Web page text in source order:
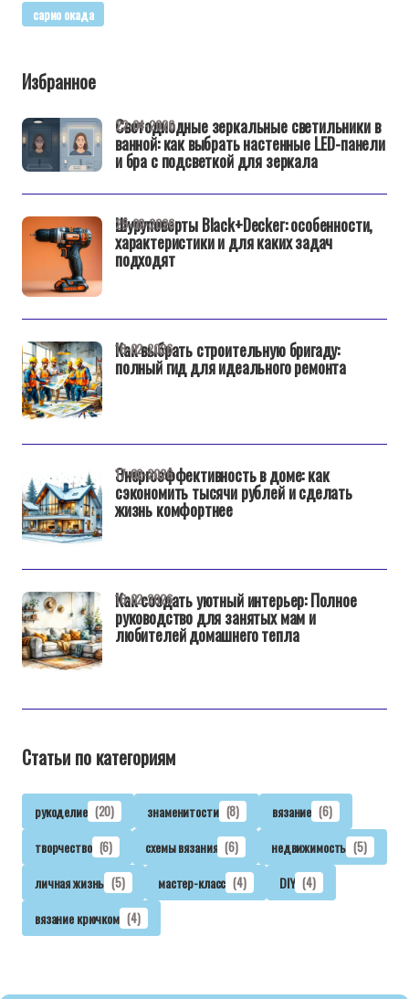
сарио окада
Избранное
Светодиодные зеркальные светильники в
ванной: как выбрать настенные LED-панели
и бра с подсветкой для зеркала
22-04-2026
Шуруповерты Black+Decker: особенности,
характеристики и для каких задач
подходят
25-02-2026
Как выбрать строительную бригаду:
полный гид для идеального ремонта
18-02-2026
Энергоэффективность в доме: как
сэкономить тысячи рублей и сделать
жизнь комфортнее
17-02-2026
Как создать уютный интерьер: Полное
руководство для занятых мам и
любителей домашнего тепла
16-02-2026
Статьи по категориям
рукоделие (20) знаменитости (8) вязание (6)
творчество (6) схемы вязания (6) недвижимость (5)
личная жизнь (5) мастер-класс (4) DIY (4)
вязание крючком (4)